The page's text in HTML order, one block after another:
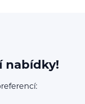
nabídky!